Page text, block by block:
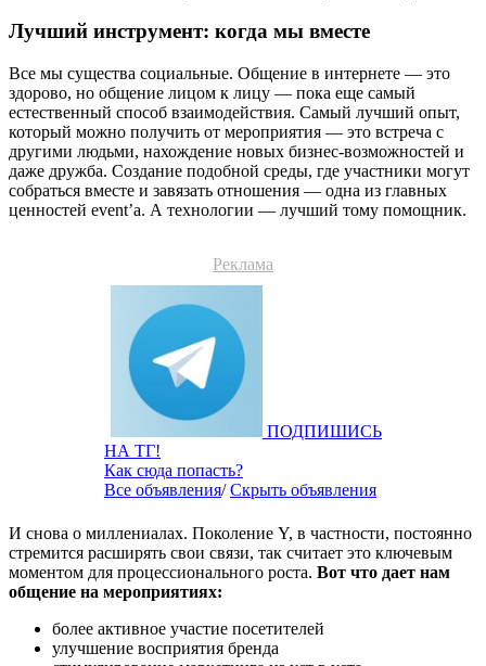
Лучший инструмент: когда мы вместе
Все мы существа социальные. Общение в интернете — это
здорово, но общение лицом к лицу — пока еще самый
естественный способ взаимодействия. Самый лучший опыт,
который можно получить от мероприятия — это встреча с
другими людьми, нахождение новых бизнес-возможностей и
даже дружба. Создание подобной среды, где участники могут
собраться вместе и завязать отношения — одна из главных
ценностей event’а. А технологии — лучший тому помощник.
Реклама
ПОДПИШИСЬ
НА ТГ!
Как сюда попасть?
Все объявления/Скрыть объявления
И снова о миллениалах. Поколение Y, в частности, постоянно
стремится расширять свои связи, так считает это ключевым
моментом для процессионального роста. Вот что дает нам
общение на мероприятиях:
более активное участие посетителей
улучшение восприятия бренда